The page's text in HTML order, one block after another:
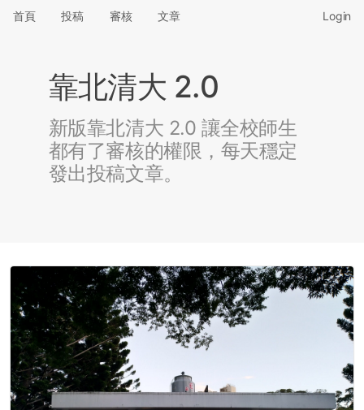
首頁 投稿 審核 文章 Login
靠北清大 2.0
新版靠北清大 2.0 讓全校師生
都有了審核的權限，每天穩定
發出投稿文章。